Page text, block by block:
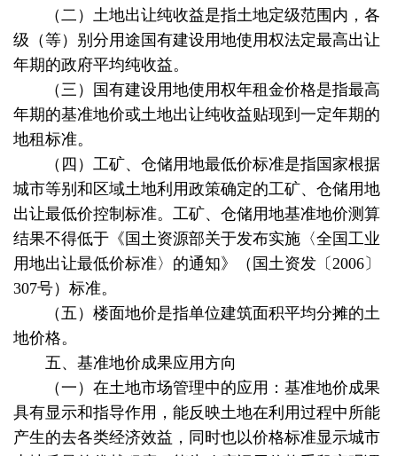
（二）土地出让纯收益是指土地定级范围内，各
级（等）别分用途国有建设用地使用权法定最高出让
年期的政府平均纯收益。
（三）国有建设用地使用权年租金价格是指最高
年期的基准地价或土地出让纯收益贴现到一定年期的
地租标准。
（四）工矿、仓储用地最低价标准是指国家根据
城市等别和区域土地利用政策确定的工矿、仓储用地
出让最低价控制标准。工矿、仓储用地基准地价测算
结果不得低于《国土资源部关于发布实施〈全国工业
用地出让最低价标准〉的通知》（国土资发〔2006〕
307号）标准。
（五）楼面地价是指单位建筑面积平均分摊的土
地价格。
五、基准地价成果应用方向
（一）在土地市场管理中的应用：基准地价成果
具有显示和指导作用，能反映土地在利用过程中所能
产生的去各类经济效益，同时也以价格标准显示城市